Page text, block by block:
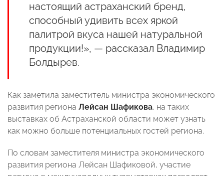
настоящий астраханский бренд,
способный удивить всех яркой
палитрой вкуса нашей натуральной
продукции!», — рассказал Владимир
Болдырев.
Как заметила заместитель министра экономического
развития региона Лейсан Шафикова, на таких
выставках об Астраханской области может узнать
как можно больше потенциальных гостей региона.
По словам заместителя министра экономического
развития региона Лейсан Шафиковой, участие